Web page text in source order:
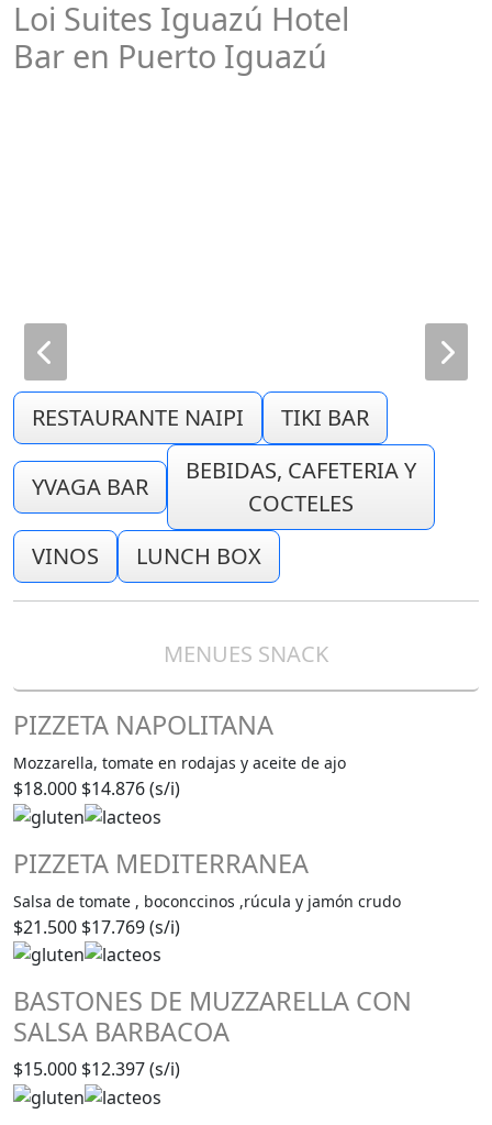
Loi Suites Iguazú Hotel
Bar en Puerto Iguazú
RESTAURANTE NAIPI TIKI BAR
YVAGA BAR
BEBIDAS, CAFETERIA Y
COCTELES
VINOS
LUNCH BOX
MENUES SNACK
PIZZETA NAPOLITANA
Mozzarella, tomate en rodajas y aceite de ajo
$18.000 $14.876 (s/i)
PIZZETA MEDITERRANEA
Salsa de tomate , boconccinos ,rúcula y jamón crudo
$21.500 $17.769 (s/i)
BASTONES DE MUZZARELLA CON
SALSA BARBACOA
$15.000 $12.397 (s/i)